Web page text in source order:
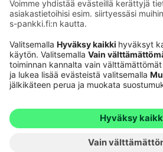
Saavutettavuusseloste
Evästeet
Verkkopalvelujen käytön edellytykset